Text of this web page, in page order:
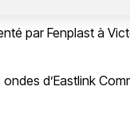
par Fenplast à
d’Eastlink